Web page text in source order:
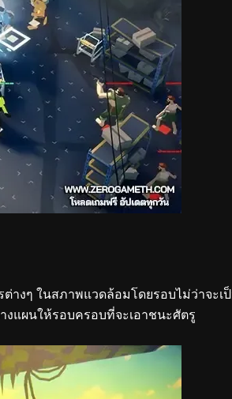
างๆ ในสภาพแวดล้อมโดยรอบไม่ว่าจะเ
งแผนให้รอบครอบที่จะเอาชนะศัตรู